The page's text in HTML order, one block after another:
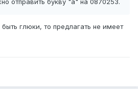
отправить букву "а" на 0870253.
глюки, то предлагать не имеет